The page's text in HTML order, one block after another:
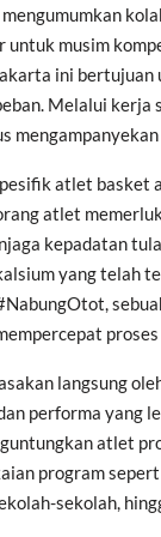
musim
ini
Melalui
atlet
atlet
kepadatan
yang telah
langsung
performa yang
atlet
program
sekolah,